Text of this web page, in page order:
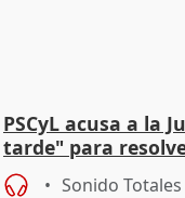
PSCyL acusa a la
tarde" para
Sonido Totales